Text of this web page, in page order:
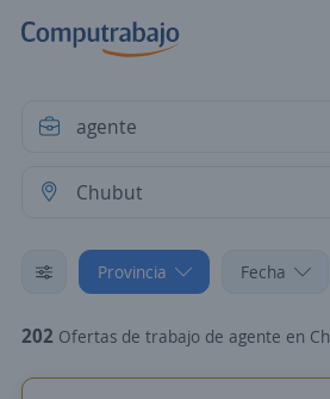
Provincia Fecha
202 Ofertas de trabajo de agente en Chubut